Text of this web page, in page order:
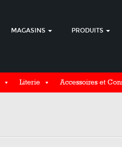
MAGASINS PRODUITS
Literie Accessoires et